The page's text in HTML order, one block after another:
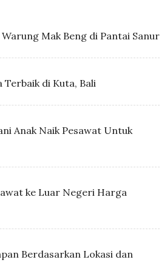
di Kuta, Bali
Anak Naik Pesawat Untuk